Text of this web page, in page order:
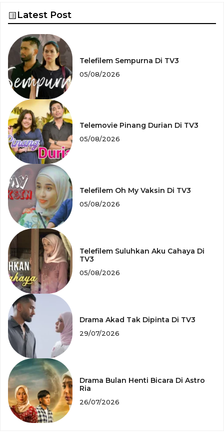
Latest Post
Telefilem Sempurna Di TV3
05/08/2026
Telemovie Pinang Durian Di TV3
05/08/2026
Telefilem Oh My Vaksin Di TV3
05/08/2026
Telefilem Suluhkan Aku Cahaya Di
TV3
05/08/2026
Drama Akad Tak Dipinta Di TV3
29/07/2026
Drama Bulan Henti Bicara Di Astro
Ria
26/07/2026